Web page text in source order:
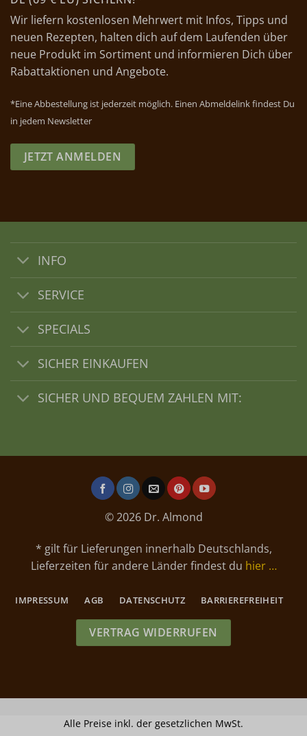
Wir liefern kostenlosen Mehrwert mit Infos, Tipps und
neuen Rezepten, halten dich auf dem Laufenden über
neue Produkt im Sortiment und informieren Dich über
Rabattaktionen und Angebote.
*Eine Abbestellung ist jederzeit möglich. Einen Abmeldelink findest Du
in jedem Newsletter
JETZT ANMELDEN
INFO
SERVICE
SPECIALS
SICHER EINKAUFEN
SICHER UND BEQUEM ZAHLEN MIT:
© 2026 Dr. Almond
* gilt für Lieferungen innerhalb Deutschlands,
Lieferzeiten für andere Länder findest du hier …
IMPRESSUM AGB DATENSCHUTZ BARRIEREFREIHEIT
VERTRAG WIDERRUFEN
Alle Preise inkl. der gesetzlichen MwSt.